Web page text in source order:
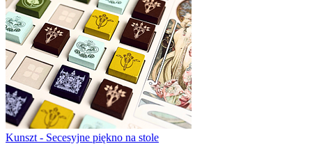
Kunszt - Secesyjne piękno na stole